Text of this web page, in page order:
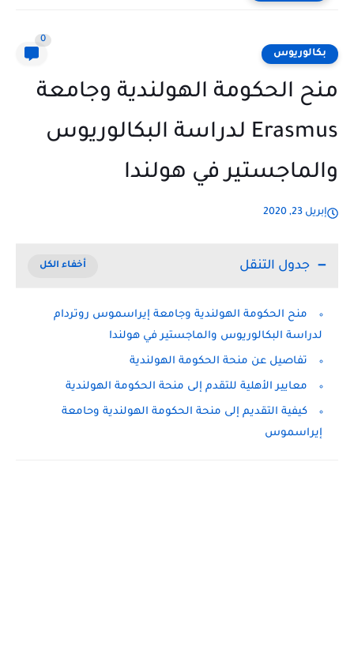
بكالوريوس
0
منح الحكومة الهولندية وجامعة
Erasmus لدراسة البكالوريوس
والماجستير في هولندا
إبريل 23, 2020
جدول التنقل
منح الحكومة الهولندية وجامعة إيراسموس روتردام
لدراسة البكالوريوس والماجستير في هولندا
تفاصيل عن منحة الحكومة الهولندية
معايير الأهلية للتقدم إلى منحة الحكومة الهولندية
كيفية التقديم إلى منحة الحكومة الهولندية وحامعة
إيراسموس